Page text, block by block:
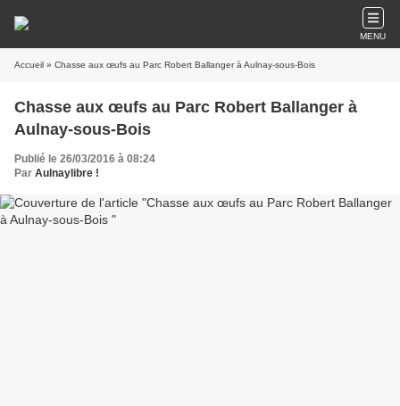
MENU
Accueil » Chasse aux œufs au Parc Robert Ballanger à Aulnay-sous-Bois
Chasse aux œufs au Parc Robert Ballanger à
Aulnay-sous-Bois
Publié le 26/03/2016 à 08:24
Par Aulnaylibre !